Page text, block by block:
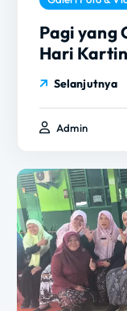
Pagi yang
Hari
Selanjutnya
Admin